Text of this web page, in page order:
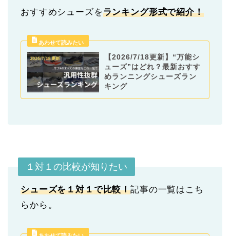
おすすめシューズをランキング形式で紹介！
【2026/7/18更新】“万能シ
ューズ”はどれ？最新おすす
めランニングシューズラン
キング
１対１の比較が知りたい
シューズを１対１で比較！記事の一覧はこち
らから。